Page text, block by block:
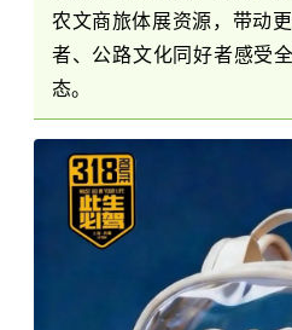
农文商旅体展资源，带动
者、公路文化同好者感受
态。